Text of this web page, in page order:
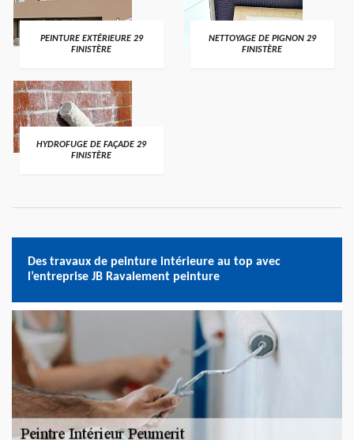
PEINTURE EXTÉRIEURE 29
FINISTÈRE
NETTOYAGE DE PIGNON 29
FINISTÈRE
HYDROFUGE DE FAÇADE 29
FINISTÈRE
Des travaux de peinture intérieure au top avec
l’entreprise JB Ravalement peinture